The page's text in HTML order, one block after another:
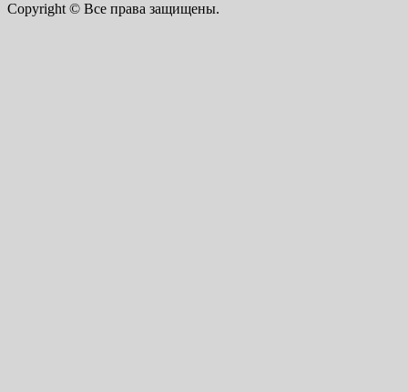
Copyright © Все права защищены.